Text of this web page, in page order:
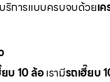
ริการแบบครบจบด้วยเ
ยบ 10 ล้อเรามีรถเฮี๊ยบ